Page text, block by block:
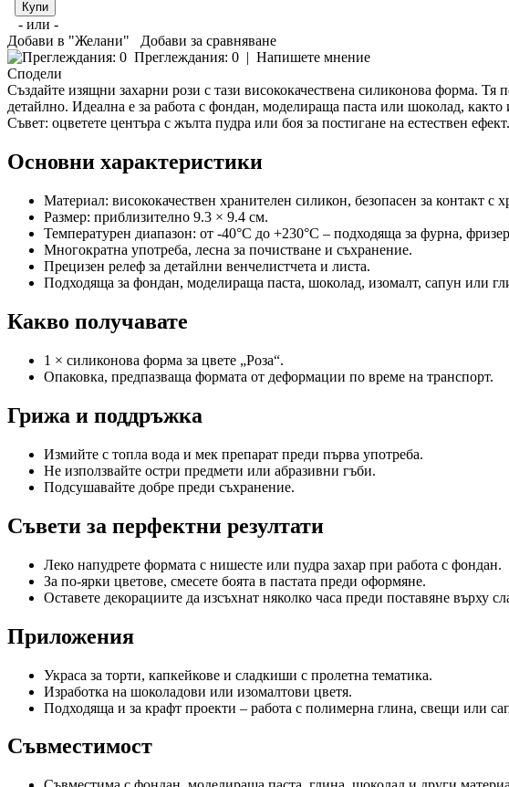
- или -
Добави в "Желани"
Добави за сравняване
Преглеждания: 0 | Напишете мнение
Сподели
Създайте изящни захарни рози с тази висококачествена силиконова форма. Тя
детайлно. Идеална е за работа с фондан, моделираща паста или шоколад,
Съвет: оцветете центъра с жълта пудра или боя за постигане на естествен ефект.
Основни характеристики
Материал: висококачествен хранителен силикон, безопасен за контакт с
Размер: приблизително 9.3 × 9.4 см.
Температурен диапазон: от -40°C до +230°C – подходяща за фурна,
Многократна употреба, лесна за почистване и съхранение.
Прецизен релеф за детайлни венчелистчета и листа.
Подходяща за фондан, моделираща паста, шоколад, изомалт, сапун или
Какво получавате
1 × силиконова форма за цвете „Роза“.
Опаковка, предпазваща формата от деформации по време на транспорт.
Грижа и поддръжка
Измийте с топла вода и мек препарат преди първа употреба.
Не използвайте остри предмети или абразивни гъби.
Подсушавайте добре преди съхранение.
Съвети за перфектни резултати
Леко напудрете формата с нишесте или пудра захар при работа с фондан.
За по-ярки цветове, смесете боята в пастата преди оформяне.
Оставете декорациите да изсъхнат няколко часа преди поставяне върху
Приложения
Украса за торти, капкейкове и сладкиши с пролетна тематика.
Изработка на шоколадови или изомалтови цветя.
Подходяща и за крафт проекти – работа с полимерна глина, свещи или
Съвместимост